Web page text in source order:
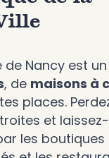
de Nancy est
, de maisons à
places.
et
les